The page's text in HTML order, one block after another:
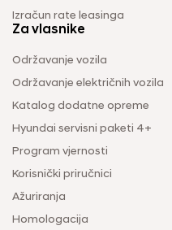
Izračun rate leasinga
Za vlasnike
Održavanje vozila
Održavanje električnih vozila
Katalog dodatne opreme
Hyundai servisni paketi 4+
Program vjernosti
Korisnički priručnici
Ažuriranja
Homologacija